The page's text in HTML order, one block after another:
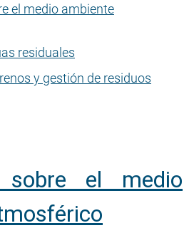
el medio ambiente
residuales
y gestión de residuos
sobre el medio